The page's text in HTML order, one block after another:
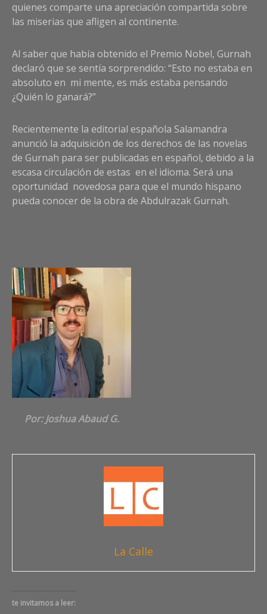
quienes comparte una apreciación compartida sobre
las miserias que afligen al continente.
Al saber que había obtenido el Premio Nobel, Gurnah
declaró que se sentía sorprendido: “Esto no estaba en
absoluto en mi mente, es más estaba pensando
¿Quién lo ganará?”
Recientemente la editorial española Salamandra
anunció la adquisición de los derechos de las novelas
de Gurnah para ser publicadas en español, debido a la
escasa circulación de estas en el idioma. Será una
oportunidad novedosa para que el mundo hispano
pueda conocer de la obra de Abdulrazak Gurnah.
Por: Joshua Abaud G.
La Calle
te invitamos a leer: